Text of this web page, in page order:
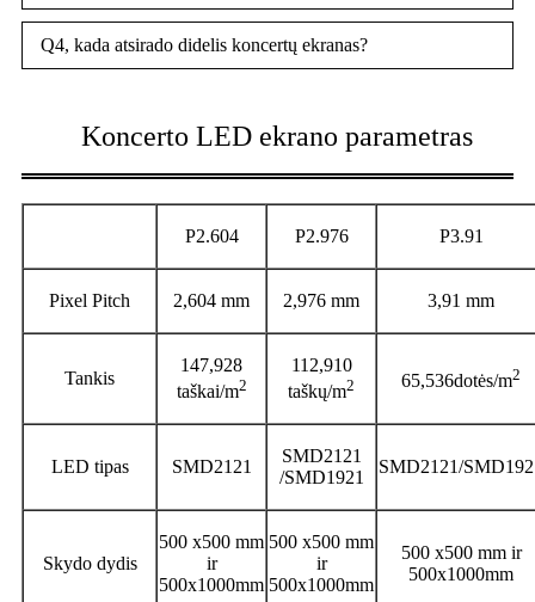
Q4, kada atsirado didelis koncertų ekranas?
Koncerto LED ekrano parametras
P2.604 P2.976 P3.91
Pixel Pitch 2,604 mm 2,976 mm 3,91 mm
Tankis
147,928
taškai/m2
112,910
taškų/m2 65,536dotės/m2
LED tipas SMD2121
SMD2121
/SMD1921
SMD2121/
Skydo dydis
500 x500 mm
ir
500x1000mm
500 x500 mm
ir
500x1000mm
500 x500 mm ir
500x1000mm